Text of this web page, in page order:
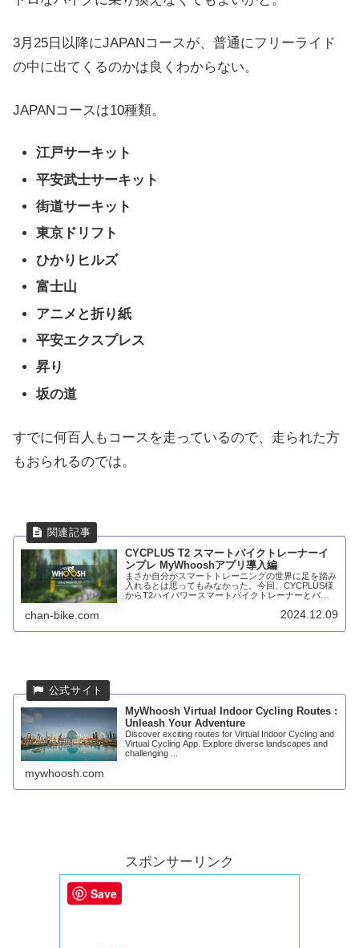
3月25日以降にJAPANコースが、普通にフリーライド
の中に出てくるのかは良くわからない。
JAPANコースは10種類。
江戸サーキット
平安武士サーキット
街道サーキット
東京ドリフト
ひかりヒルズ
富士山
アニメと折り紙
平安エクスプレス
昇り
坂の道
すでに何百人もコースを走っているので、走られた方
もおられるのでは。
CYCPLUS T2 スマートバイクトレーナーイ
ンプレ MyWhooshアプリ導入編
まさか自分がスマートトレーニングの世界に足を踏み
入れるとは思ってもみなかった。今回、CYCPLUS様
からT2ハイパワースマートバイクトレーナーとバー
CYCPLUSは、大人気の電動ポンプAS2 Pr...
chan-bike.com 2024.12.09
MyWhoosh Virtual Indoor Cycling Routes :
Unleash Your Adventure
Discover exciting routes for Virtual Indoor Cycling and
Virtual Cycling App. Explore diverse landscapes and
challenging ...
mywhoosh.com
スポンサーリンク
Save